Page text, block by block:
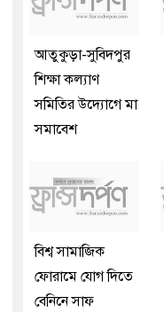
আতুকুড়া-সুবিদপুর
শিক্ষা কল্যাণ
সমিতির উদ্যোগে মা
সমাবেশ
বিশ্ব সামাজিক
ফোরামে যোগ দিতে
বেনিনে সাফ